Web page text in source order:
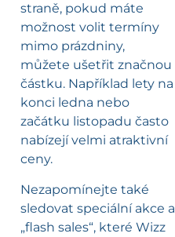
straně, pokud máte
možnost volit termíny
mimo prázdniny,
můžete ušetřit značnou
částku. Například lety na
konci ledna nebo
začátku listopadu často
nabízejí velmi atraktivní
ceny.
Nezapomínejte také
sledovat speciální akce a
„flash sales“, které Wizz